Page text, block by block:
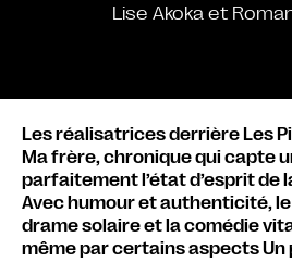
Lise Akoka et
Les réalisatrices derrière Les
Ma frère, chronique qui capte
parfaitement l’état d’esprit de
Avec humour et authenticité,
drame solaire et la comédie
même par certains aspects Un